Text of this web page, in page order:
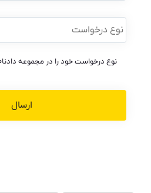
نوع
درخواست *
نوع درخواست خود را در مجموعه